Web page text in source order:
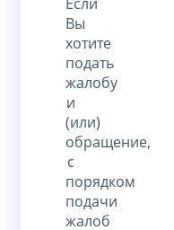
Вы
хотите
подать
жалобу
и
(или)
обращение,
с
порядком
подачи
жалоб